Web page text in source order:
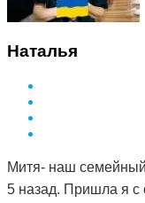
Наталья
Митя- наш семейный
5 назад. Пришла я с